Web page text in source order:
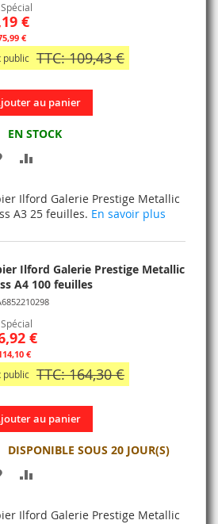
€
€
public TTC: 109,43 €
au panier
EN STOCK
AJOUTER
MA
LISTE
D’ENVIE
COMPARATEUR
Ilford Galerie Prestige Metallic
A3 25 feuilles. En savoir plus
Ilford Galerie Prestige Metallic
A4 100 feuilles
€
€
public TTC: 164,30 €
au panier
DISPONIBLE SOUS 20 JOUR(S)
AJOUTER
Ilford Galerie Prestige Metallic